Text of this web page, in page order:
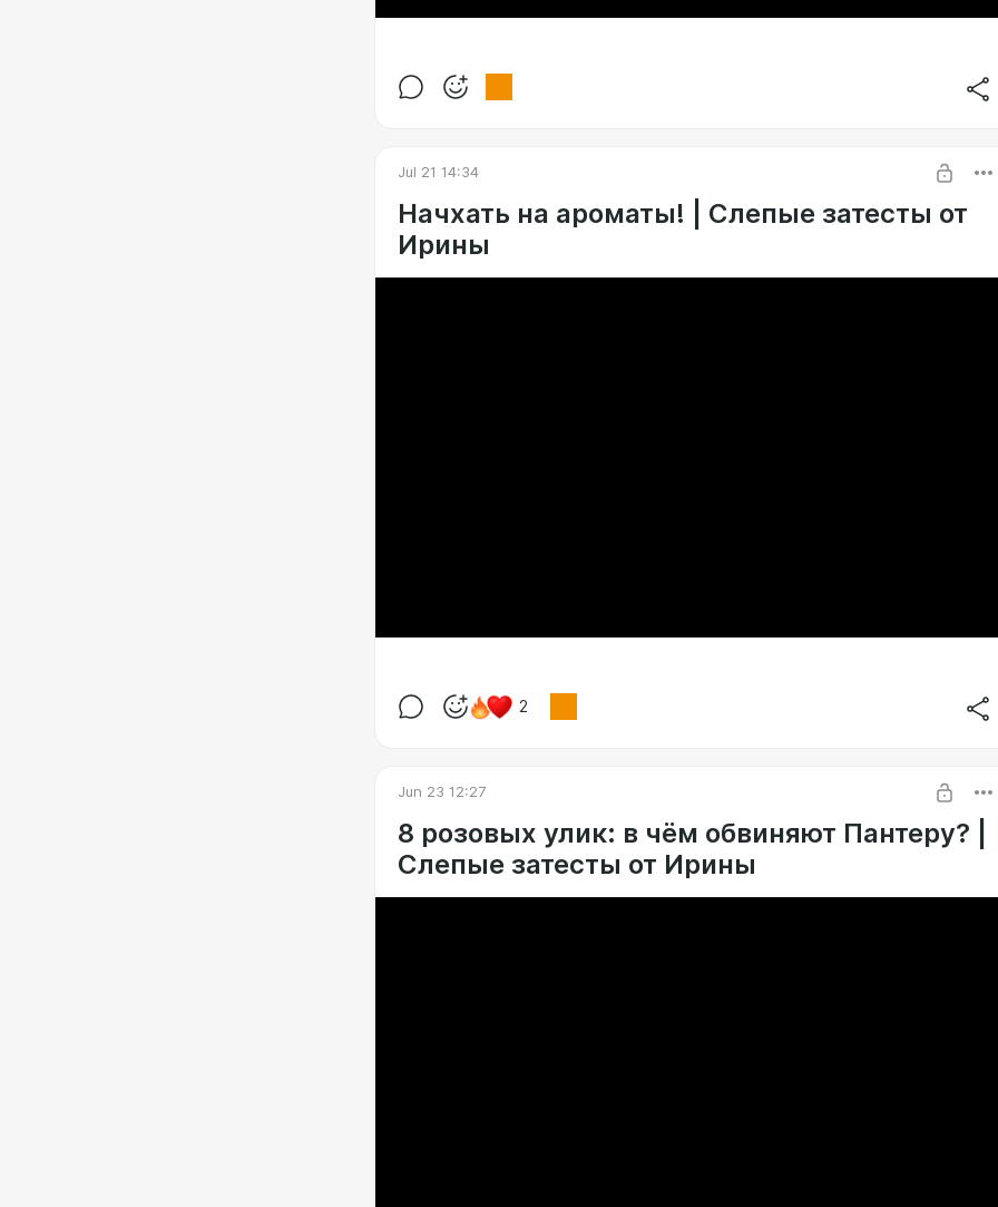
Jul 21 14:34
Начхать на ароматы! | Слепые затесты от
Ирины
2
Jun 23 12:27
8 розовых улик: в чём обвиняют Пантеру? |
Слепые затесты от Ирины